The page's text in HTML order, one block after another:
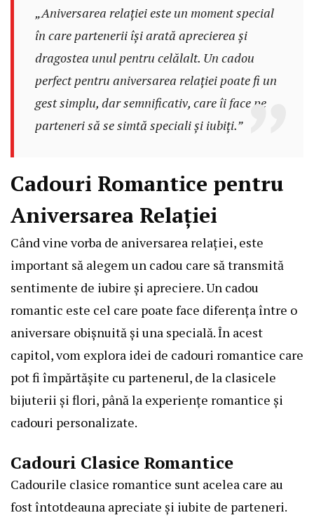
„Aniversarea relației este un moment special
în care partenerii își arată aprecierea și
dragostea unul pentru celălalt. Un cadou
perfect pentru aniversarea relației poate fi un
gest simplu, dar semnificativ, care îi face pe
parteneri să se simtă speciali și iubiți.”
Cadouri Romantice pentru
Aniversarea Relației
Când vine vorba de aniversarea relației, este
important să alegem un cadou care să transmită
sentimente de iubire și apreciere. Un cadou
romantic este cel care poate face diferența între o
aniversare obișnuită și una specială. În acest
capitol, vom explora idei de cadouri romantice care
pot fi împărtășite cu partenerul, de la clasicele
bijuterii și flori, până la experiențe romantice și
cadouri personalizate.
Cadouri Clasice Romantice
Cadourile clasice romantice sunt acelea care au
fost întotdeauna apreciate și iubite de parteneri.